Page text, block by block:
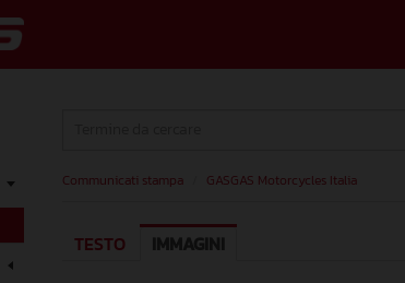
Communicati stampa GASGAS Motorcycles Italia
TESTO IMMAGINI